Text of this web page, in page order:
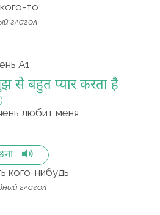
то
глагол
A1
से बहुत प्यार करता है
любит меня
кого-нибудь
глагол